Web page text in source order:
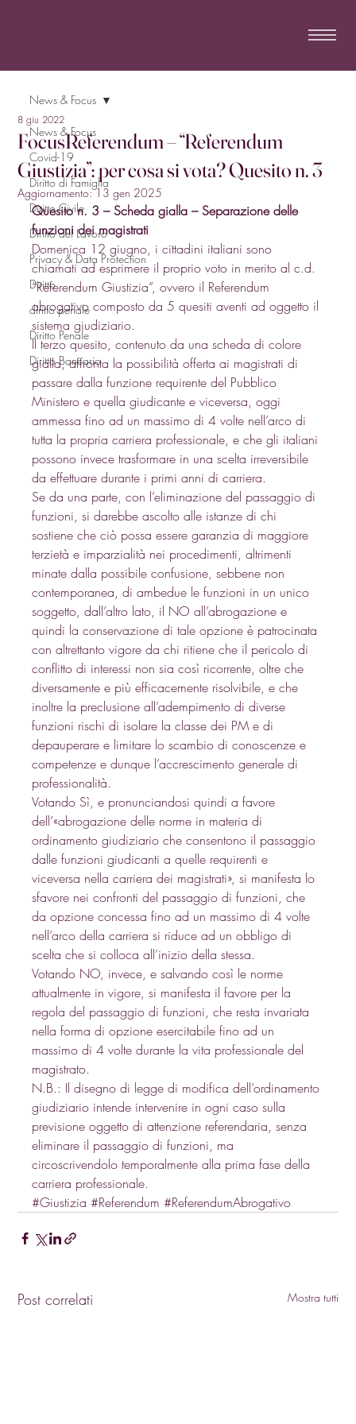
News & Focus
Covid-19
Diritto di Famiglia
Diritto Civile
Diritto del Lavoro
Privacy & Data Protection
Diritto
diritto penale
Diritto Penale
Diritto Bancario
News & Focus
FocusReferendum – “Referendum
Giustizia”: per cosa si vota? Quesito n. 3
8 giu 2022
Aggiornamento:13 gen 2025
Quesito n. 3 – Scheda gialla – Separazione delle
funzioni dei magistrati
Domenica 12 giugno, i cittadini italiani sono
chiamati ad esprimere il proprio voto in merito al c.d.
“Referendum Giustizia”, ovvero il Referendum
abrogativo composto da 5 quesiti aventi ad oggetto il
sistema giudiziario.
Il terzo quesito, contenuto da una scheda di colore
gialla, affronta la possibilità offerta ai magistrati di
passare dalla funzione requirente del Pubblico
Ministero e quella giudicante e viceversa, oggi
ammessa fino ad un massimo di 4 volte nell’arco di
tutta la propria carriera professionale, e che gli italiani
possono invece trasformare in una scelta irreversibile
da effettuare durante i primi anni di carriera.
Se da una parte, con l’eliminazione del passaggio di
funzioni, si darebbe ascolto alle istanze di chi
sostiene che ciò possa essere garanzia di maggiore
terzietà e imparzialità nei procedimenti, altrimenti
minate dalla possibile confusione, sebbene non
contemporanea, di ambedue le funzioni in un unico
soggetto, dall’altro lato, il NO all’abrogazione e
quindi la conservazione di tale opzione è patrocinata
con altrettanto vigore da chi ritiene che il pericolo di
conflitto di interessi non sia così ricorrente, oltre che
diversamente e più efficacemente risolvibile, e che
inoltre la preclusione all’adempimento di diverse
funzioni rischi di isolare la classe dei PM e di
depauperare e limitare lo scambio di conoscenze e
competenze e dunque l’accrescimento generale di
professionalità.
Votando Sì, e pronunciandosi quindi a favore
dell’«abrogazione delle norme in materia di
ordinamento giudiziario che consentono il passaggio
dalle funzioni giudicanti a quelle requirenti e
viceversa nella carriera dei magistrati», si manifesta lo
sfavore nei confronti del passaggio di funzioni, che
da opzione concessa fino ad un massimo di 4 volte
nell’arco della carriera si riduce ad un obbligo di
scelta che si colloca all’inizio della stessa.
Votando NO, invece, e salvando così le norme
attualmente in vigore, si manifesta il favore per la
regola del passaggio di funzioni, che resta invariata
nella forma di opzione esercitabile fino ad un
massimo di 4 volte durante la vita professionale del
magistrato.
N.B.: Il disegno di legge di modifica dell’ordinamento
giudiziario intende intervenire in ogni caso sulla
previsione oggetto di attenzione referendaria, senza
eliminare il passaggio di funzioni, ma
circoscrivendolo temporalmente alla prima fase della
carriera professionale.
#Giustizia #Referendum #ReferendumAbrogativo
Post correlati Mostra tutti